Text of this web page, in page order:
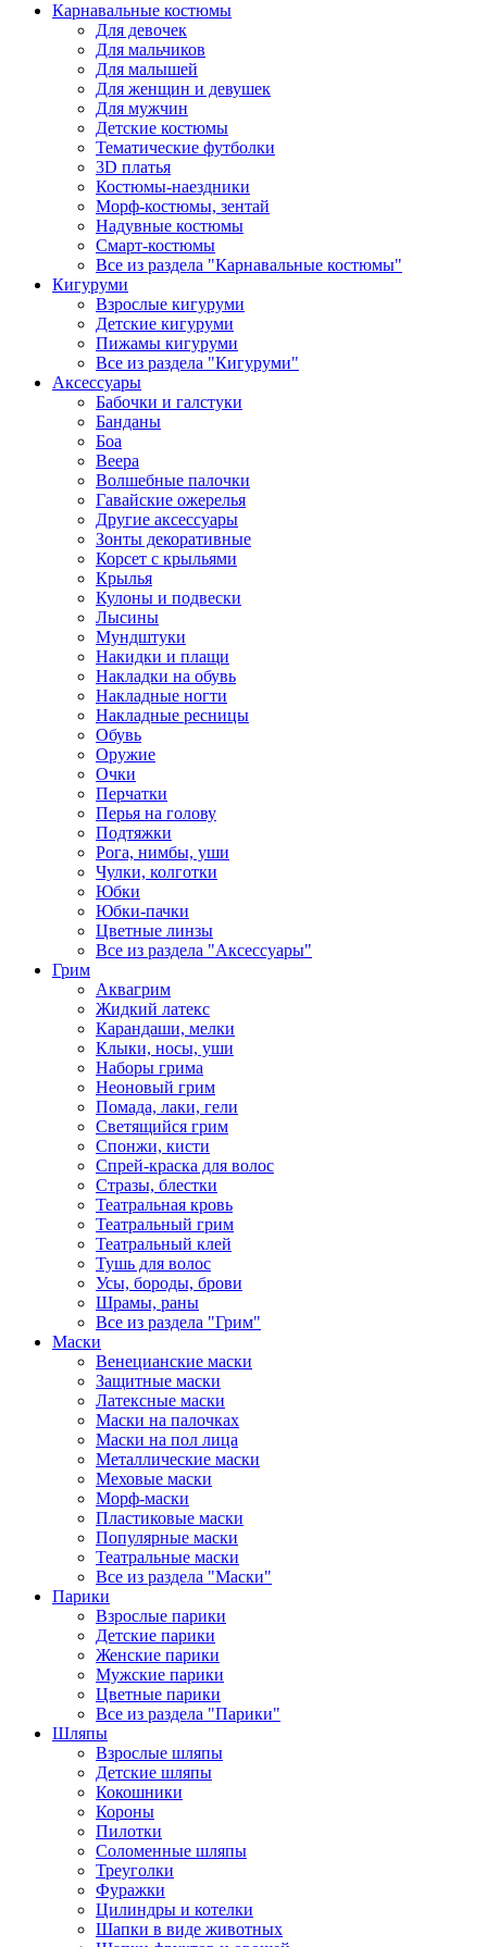
Карнавальные костюмы
Для девочек
Для мальчиков
Для малышей
Для женщин и девушек
Для мужчин
Детские костюмы
Тематические футболки
3D платья
Костюмы-наездники
Морф-костюмы, зентай
Надувные костюмы
Смарт-костюмы
Все из раздела "Карнавальные костюмы"
Кигуруми
Взрослые кигуруми
Детские кигуруми
Пижамы кигуруми
Все из раздела "Кигуруми"
Аксессуары
Бабочки и галстуки
Банданы
Боа
Веера
Волшебные палочки
Гавайские ожерелья
Другие аксессуары
Зонты декоративные
Корсет с крыльями
Крылья
Кулоны и подвески
Лысины
Мундштуки
Накидки и плащи
Накладки на обувь
Накладные ногти
Накладные ресницы
Обувь
Оружие
Очки
Перчатки
Перья на голову
Подтяжки
Рога, нимбы, уши
Чулки, колготки
Юбки
Юбки-пачки
Цветные линзы
Все из раздела "Аксессуары"
Грим
Аквагрим
Жидкий латекс
Карандаши, мелки
Клыки, носы, уши
Наборы грима
Неоновый грим
Помада, лаки, гели
Светящийся грим
Спонжи, кисти
Спрей-краска для волос
Стразы, блестки
Театральная кровь
Театральный грим
Театральный клей
Тушь для волос
Усы, бороды, брови
Шрамы, раны
Все из раздела "Грим"
Маски
Венецианские маски
Защитные маски
Латексные маски
Маски на палочках
Маски на пол лица
Металлические маски
Меховые маски
Морф-маски
Пластиковые маски
Популярные маски
Театральные маски
Все из раздела "Маски"
Парики
Взрослые парики
Детские парики
Женские парики
Мужские парики
Цветные парики
Все из раздела "Парики"
Шляпы
Взрослые шляпы
Детские шляпы
Кокошники
Короны
Пилотки
Соломенные шляпы
Треуголки
Фуражки
Цилиндры и котелки
Шапки в виде животных